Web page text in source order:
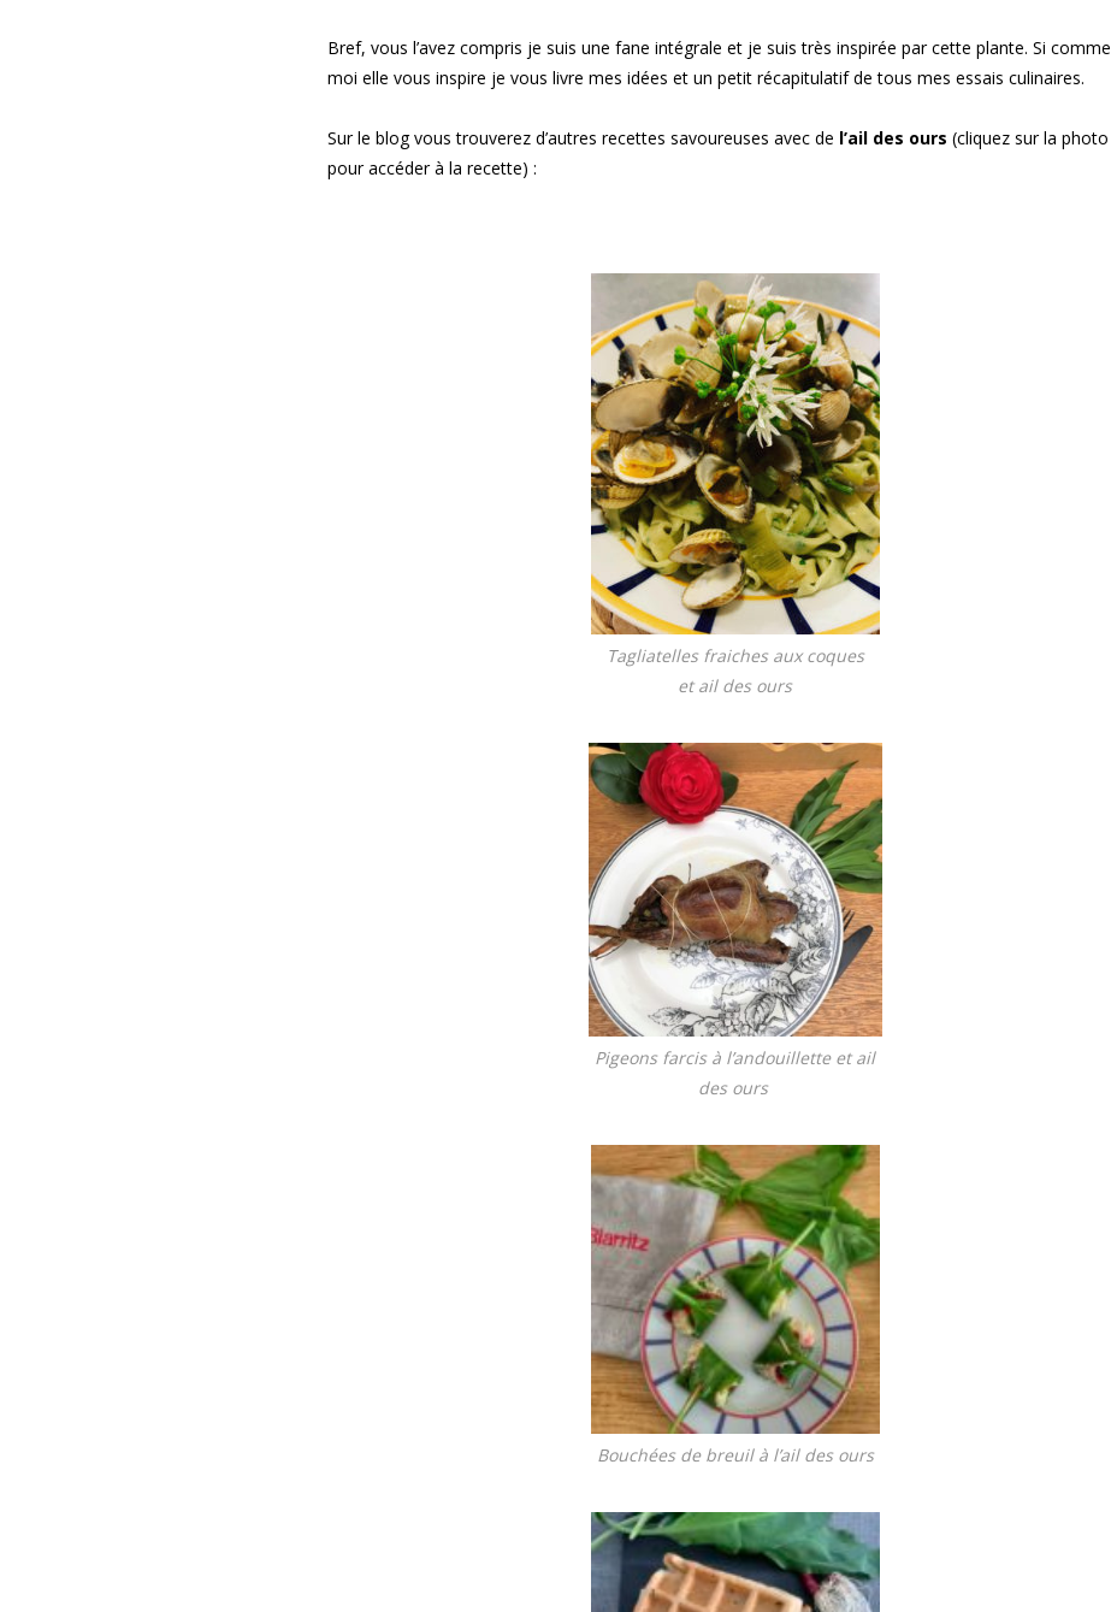
Bref, vous l’avez compris je suis une fane intégrale et je suis très inspirée par cette plante. Si comme
moi elle vous inspire je vous livre mes idées et un petit récapitulatif de tous mes essais culinaires.
Sur le blog vous trouverez d’autres recettes savoureuses avec de l’ail des ours (cliquez sur la photo
pour accéder à la recette) :
Tagliatelles fraiches aux coques
et ail des ours
Pigeons farcis à l’andouillette et ail
des ours
Bouchées de breuil à l’ail des ours